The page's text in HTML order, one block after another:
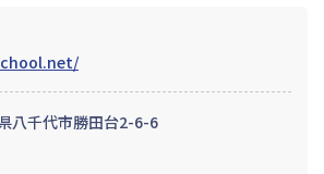
八千代市勝田台2-6-6